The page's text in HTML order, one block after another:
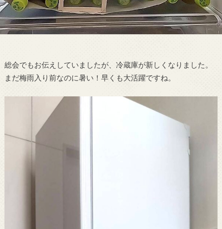
総会でもお伝えしていましたが、冷蔵庫が新しくなりました。
まだ梅雨入り前なのに暑い！早くも大活躍ですね。